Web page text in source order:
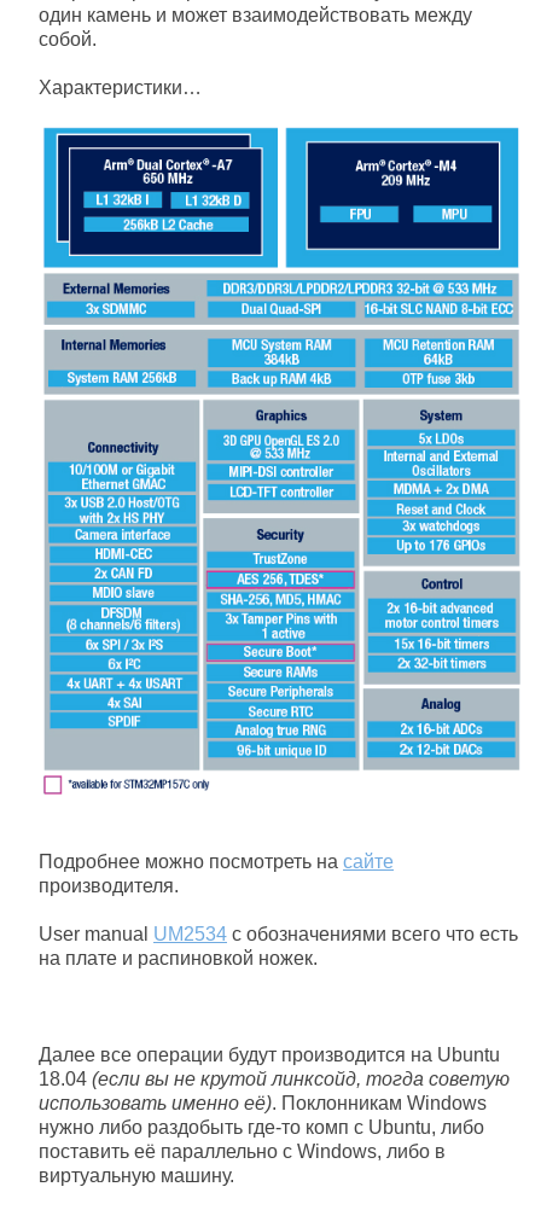
один камень и может взаимодействовать между
собой.
Характеристики…
Подробнее можно посмотреть на сайте
производителя.
User manual UM2534 с обозначениями всего что есть
на плате и распиновкой ножек.
Далее все операции будут производится на Ubuntu
18.04 (если вы не крутой линксойд, тогда советую
использовать именно её). Поклонникам Windows
нужно либо раздобыть где-то комп с Ubuntu, либо
поставить её параллельно с Windows, либо в
виртуальную машину.